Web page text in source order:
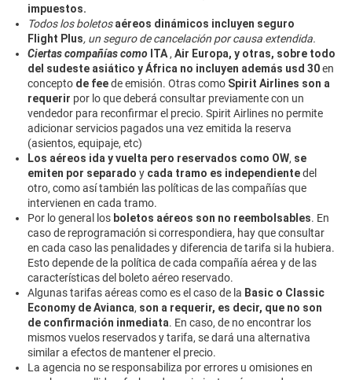
impuestos.
Todos los boletosaéreos dinámicos incluyen seguro
Flight Plus, un seguro de cancelación por causa extendida.
Ciertas compañías como ITA , Air Europa, y otras, sobre todo
del sudeste asiático y África no incluyen además usd 30en
concepto de feede emisión. Otras como Spirit Airlines son a
requerir por lo que deberá consultar previamente con un
vendedor para reconfirmar el precio. Spirit Airlines no permite
adicionar servicios pagados una vez emitida la reserva
(asientos, equipaje, etc)
Los aéreos ida y vuelta pero reservados como OW, se
emiten por separado y cada tramo es independientedel
otro, como así también las políticas de las compañías que
intervienen en cada tramo.
Por lo general los boletos aéreos son no reembolsables. En
caso de reprogramación si correspondiera, hay que consultar
en cada caso las penalidades y diferencia de tarifa si la hubiera.
Esto depende de la política de cada compañía aérea y de las
características del boleto aéreo reservado.
Algunas tarifas aéreas como es el caso de la Basic o Classic
Economy de Avianca, son a requerir, es decir, que no son
de confirmación inmediata. En caso, de no encontrar los
mismos vuelos reservados y tarifa, se dará una alternativa
similar a efectos de mantener el precio.
La agencia no se responsabiliza por errores u omisiones en